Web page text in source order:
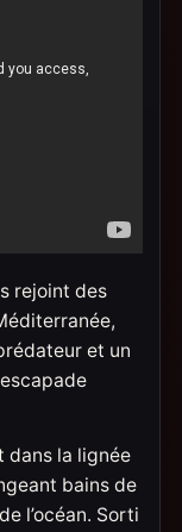
rejoint des
et un
dans la lignée
bains de
l’océan. Sorti